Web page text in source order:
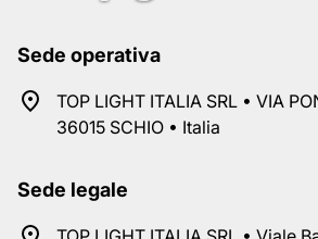
Sede operativa
TOP LIGHT ITALIA SRL • VIA
36015 SCHIO • Italia
Sede legale